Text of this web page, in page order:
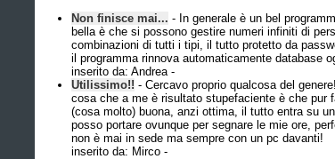
Non finisce mai... - In generale è un bel
bella è che si possono gestire numeri infiniti di
combinazioni di tutti i tipi, il tutto protetto da
il programma rinnova automaticamente database
inserito da: Andrea -
Utilissimo!! - Cercavo proprio qualcosa del
cosa che a me è risultato stupefaciente è che pur
(cosa molto) buona, anzi ottima, il tutto entra su
posso portare ovunque per segnare le mie ore,
non è mai in sede ma sempre con un pc davanti!
inserito da: Mirco -